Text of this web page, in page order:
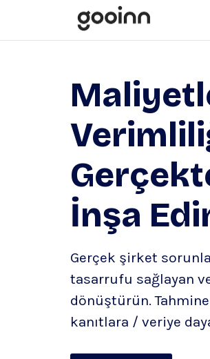
İnşa
Gerçek şirket
tasarrufu sağlayan
dönüştürün.
kanıtlara / veriye